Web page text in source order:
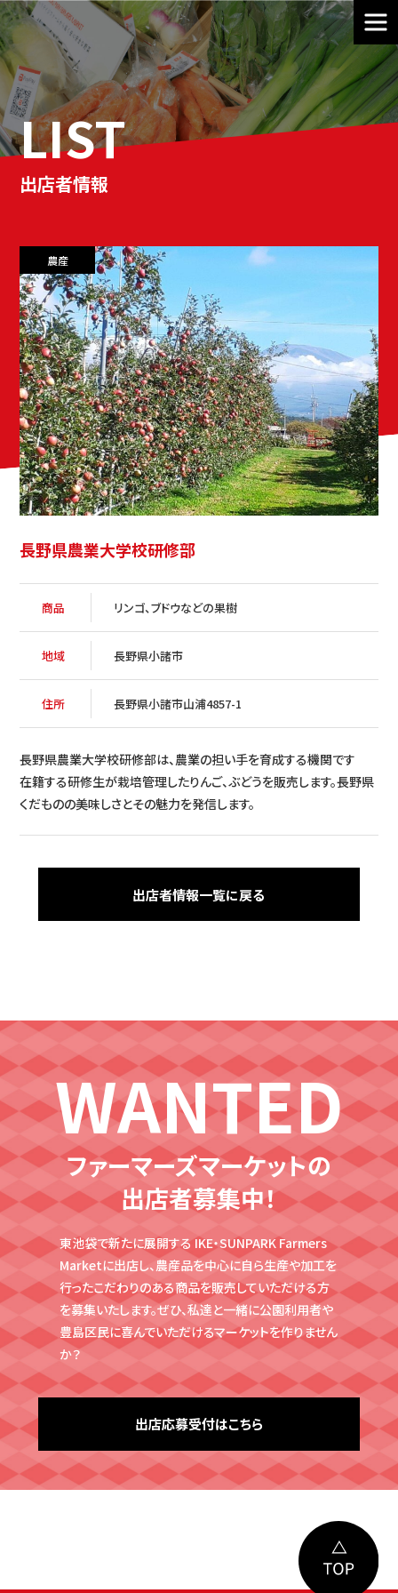
コンセプト
見どころ
開催日時
インフォメーション
CONTACT出店応募受付
LIST
出店者情報
農産
長野県農業大学校研修部
商品 リンゴ、ブドウなどの果樹
地域 長野県小諸市
住所 長野県小諸市山浦4857-1
長野県農業大学校研修部は、農業の担い手を育成する機関です
在籍する研修生が栽培管理したりんご、ぶどうを販売します。長野県
くだものの美味しさとその魅力を発信します。
出店者情報一覧に戻る
WANTED
ファーマーズマーケットの
出店者募集中！
東池袋で新たに展開する IKE・SUNPARK Farmers
Marketに出店し、農産品を中心に自ら生産や加工を
行ったこだわりのある商品を販売していただける方
を募集いたします。ぜひ、私達と一緒に公園利用者や
豊島区民に喜んでいただけるマーケットを作りません
か？
出店応募受付はこちら